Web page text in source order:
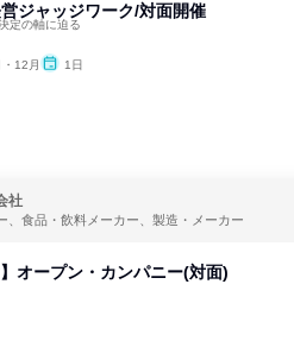
ジャッジワーク/対面開催
定の軸に迫る
12月 1日
社
、食品・飲料メーカー、製造・メーカー
オープン・カンパニー(対面)